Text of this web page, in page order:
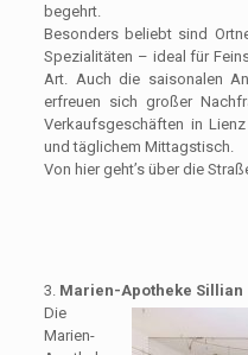
begehrt.
Besonders beliebt sind
Spezialitäten – ideal für
Art. Auch die saisonalen
erfreuen sich großer
Verkaufsgeschäften in
und täglichem Mittagstisch.
Von hier geht’s über die
3. Marien-Apotheke Sillian
Die
Marien-